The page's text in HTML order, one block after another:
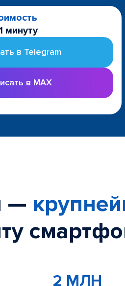
минуту
в Telegram
в MAX
—
2 МЛН